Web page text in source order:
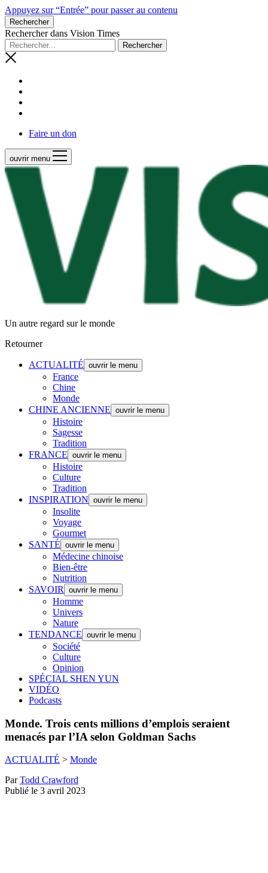
Appuyez sur “Entrée” pour passer au contenu
Rechercher
Rechercher dans Vision Times
Faire un don
ouvrir menu
Un autre regard sur le monde
Retourner
ACTUALITÉ ouvrir le menu
France
Chine
Monde
CHINE ANCIENNE ouvrir le menu
Histoire
Sagesse
Tradition
FRANCE ouvrir le menu
Histoire
Culture
Tradition
INSPIRATION ouvrir le menu
Insolite
Voyage
Gourmet
SANTÉ ouvrir le menu
Médecine chinoise
Bien-être
Nutrition
SAVOIR
ouvrir le menu
Homme
Univers
Nature
TENDANCE ouvrir le menu
Société
Culture
Opinion
SPÉCIAL SHEN YUN
VIDÉO
Podcasts
Monde. Trois cents millions d’emplois seraient
menacés par l’IA selon Goldman Sachs
ACTUALITÉ > Monde
ParTodd Crawford
Publié le 3 avril 2023